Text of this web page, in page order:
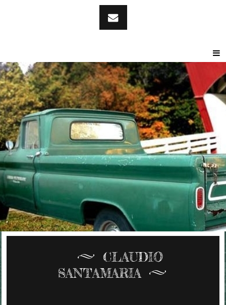
CLAUDIO
SANTAMARIA